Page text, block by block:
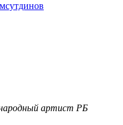
артист РБ